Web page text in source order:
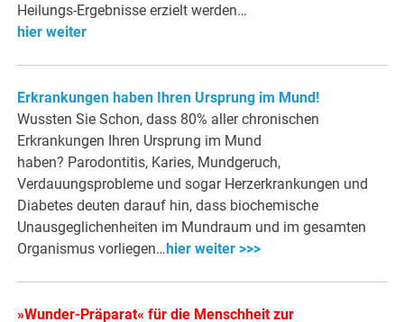
Heilungs-Ergebnisse erzielt werden…
hier weiter
Erkrankungen haben Ihren Ursprung im Mund!
Wussten Sie Schon, dass 80% aller chronischen
Erkrankungen Ihren Ursprung im Mund
haben? Parodontitis, Karies, Mundgeruch,
Verdauungsprobleme und sogar Herzerkrankungen und
Diabetes deuten darauf hin, dass biochemische
Unausgeglichenheiten im Mundraum und im gesamten
Organismus vorliegen… hier weiter >>>
»Wunder-Präparat« für die Menschheit zur